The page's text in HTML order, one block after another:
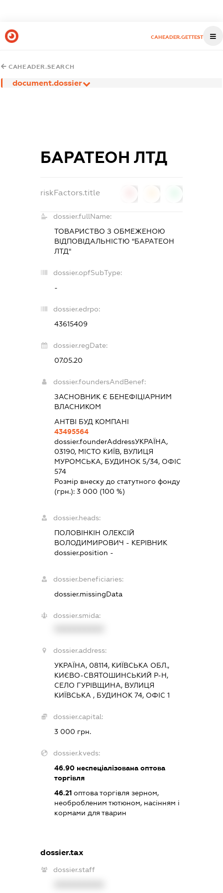
CAHEADER.GETTEST
CAHEADER.SEARCH
document.dossier
БАРАТЕОН ЛТД
riskFactors.title
dossier.fullName:
ТОВАРИСТВО З ОБМЕЖЕНОЮ
ВІДПОВІДАЛЬНІСТЮ "БАРАТЕОН
ЛТД"
dossier.opfSubType:
-
dossier.edrpo:
43615409
dossier.regDate:
07.05.20
dossier.foundersAndBenef:
ЗАСНОВНИК Є БЕНЕФІЦІАРНИМ
ВЛАСНИКОМ
АНТВІ БУД КОМПАНІ
43495564
dossier.founderAddressУКРАЇНА,
03190, МІСТО КИЇВ, ВУЛИЦЯ
МУРОМСЬКА, БУДИНОК 5/34, ОФІС
574
Розмір внеску до статутного фонду
(грн.): 3 000 (100 %)
dossier.heads:
ПОЛОВІНКІН ОЛЕКСІЙ
ВОЛОДИМИРОВИЧ - КЕРІВНИК
dossier.position -
dossier.beneficiaries:
dossier.missingData
dossier.smida:
dossier.address:
УКРАЇНА, 08114, КИЇВСЬКА ОБЛ.,
КИЄВО-СВЯТОШИНСЬКИЙ Р-Н,
СЕЛО ГУРІВЩИНА, ВУЛИЦЯ
КИЇВСЬКА , БУДИНОК 74, ОФІС 1
dossier.capital:
3 000 грн.
dossier.kveds:
46.90неспеціалізована оптова
торгівля
46.21оптова торгівля зерном,
необробленим тютюном, насінням і
кормами для тварин
dossier.tax
dossier.staff